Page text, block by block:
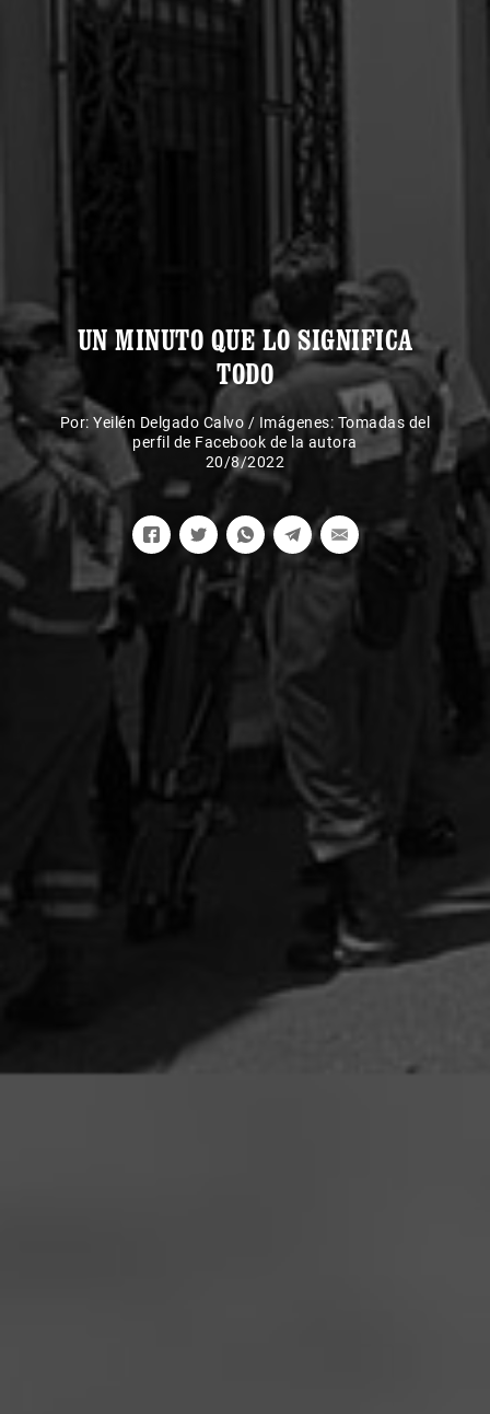
UN MINUTO QUE LO SIGNIFICA
TODO
Por:Yeilén Delgado Calvo / Imágenes: Tomadas del
perfil de Facebook de la autora
20/8/2022